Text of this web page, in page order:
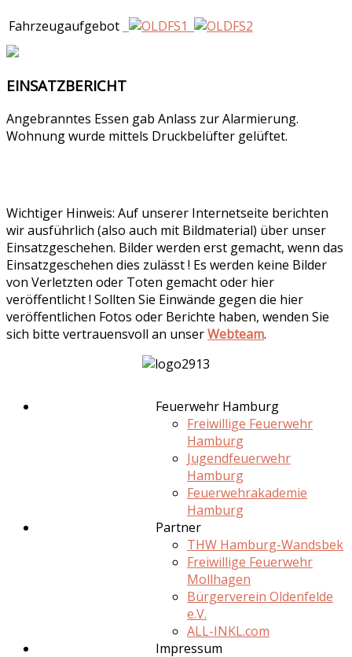
Fahrzeugaufgebot
EINSATZBERICHT
Angebranntes Essen gab Anlass zur Alarmierung.
Wohnung wurde mittels Druckbelüfter gelüftet.
Wichtiger Hinweis: Auf unserer Internetseite berichten
wir ausführlich (also auch mit Bildmaterial) über unser
Einsatzgeschehen. Bilder werden erst gemacht, wenn das
Einsatzgeschehen dies zulässt ! Es werden keine Bilder
von Verletzten oder Toten gemacht oder hier
veröffentlicht ! Sollten Sie Einwände gegen die hier
veröffentlichen Fotos oder Berichte haben, wenden Sie
sich bitte vertrauensvoll an unserWebteam.
Feuerwehr Hamburg
Freiwillige Feuerwehr
Hamburg
Jugendfeuerwehr
Hamburg
Feuerwehrakademie
Hamburg
Partner
THW Hamburg-Wandsbek
Freiwillige Feuerwehr
Mollhagen
Bürgerverein Oldenfelde
e.V.
ALL-INKL.com
Impressum